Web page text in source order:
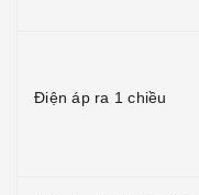
Điện áp ra 1 chiều